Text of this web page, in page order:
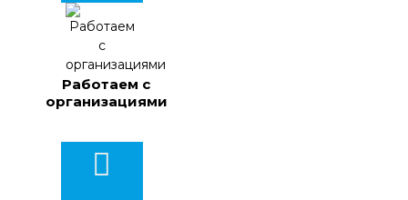
Работаем с
организациями